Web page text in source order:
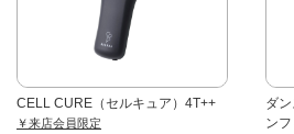
CELL CURE（セルキュア）4T++
￥来店会員限定
ダ
ン